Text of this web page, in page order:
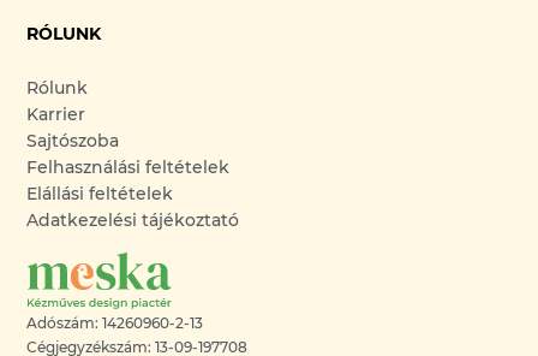
RÓLUNK
Rólunk
Karrier
Sajtószoba
Felhasználási feltételek
Elállási feltételek
Adatkezelési tájékoztató
Adószám: 14260960-2-13
Cégjegyzékszám: 13-09-197708